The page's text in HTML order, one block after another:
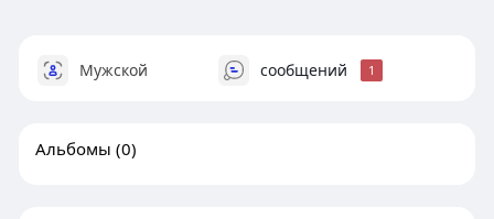
Мужской сообщений 1
Альбомы (0)